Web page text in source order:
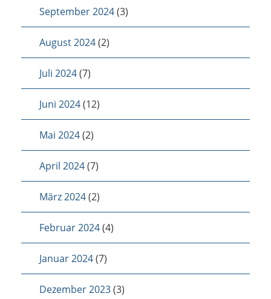
September 2024(3)
August 2024(2)
Juli 2024(7)
Juni 2024(12)
Mai 2024(2)
April 2024(7)
März 2024(2)
Februar 2024(4)
Januar 2024(7)
Dezember 2023(3)